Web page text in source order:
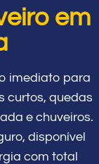
em
imediato para
curtos, quedas
e chuveiros.
disponível
com total